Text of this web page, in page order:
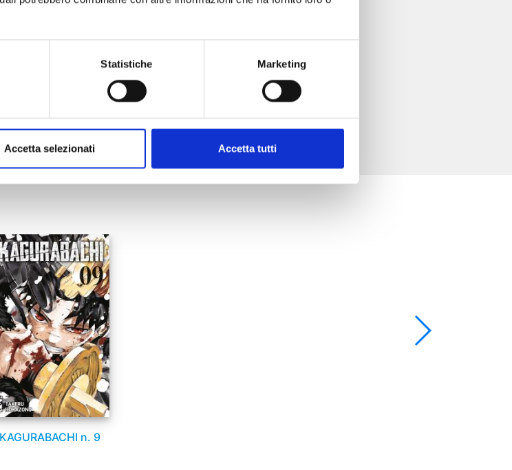
Statistiche Marketing
Accetta selezionati Accetta tutti
Mostra tutto
KAGURABACHI n. 9